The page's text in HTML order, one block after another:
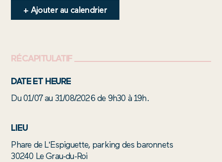
+ Ajouter au calendrier
RÉCAPITULATIF
DATE ET HEURE
Du 01/07 au 31/08/2026 de 9h30 à 19h.
LIEU
Phare de L'Espiguette, parking des baronnets
30240 Le Grau-du-Roi